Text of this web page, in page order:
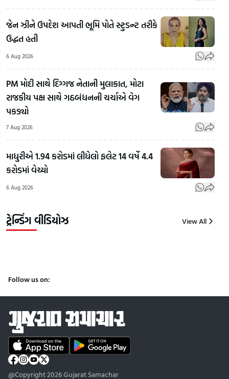
જેન ઝીને ઉપદેશ આપતી ભૂમિ પોતે સ્ટુડન્ટ તરીકે
ઉદ્ધત હતી
6 Aug 2026
PM મોદી સાથે દિગ્ગજ નેતાની મુલાકાત, મોટા
રાજકીય પક્ષ સાથે ગઠબંધનની ચર્ચાએ વેગ
પકડ્યો
7 Aug 2026
માધુરીએ 1.94 કરોડમાં લીધેલો ફલેટ 14 વર્ષે 4.4
કરોડમાં વેચ્યો
6 Aug 2026
ટ્રેન્ડિંગ વીડિયોઝ View All
Rahul
Gandhi's
Favourite
BJP
Leader:
ગાંધીના
ફેવરિટ
નેતા કોણ?
Samacha
7
અલમોડાના
રવિ ટમ્ટાએ
ઈલેક્ટ્રિક
Follow us on:
@Copyright 2026 Gujarat Samachar